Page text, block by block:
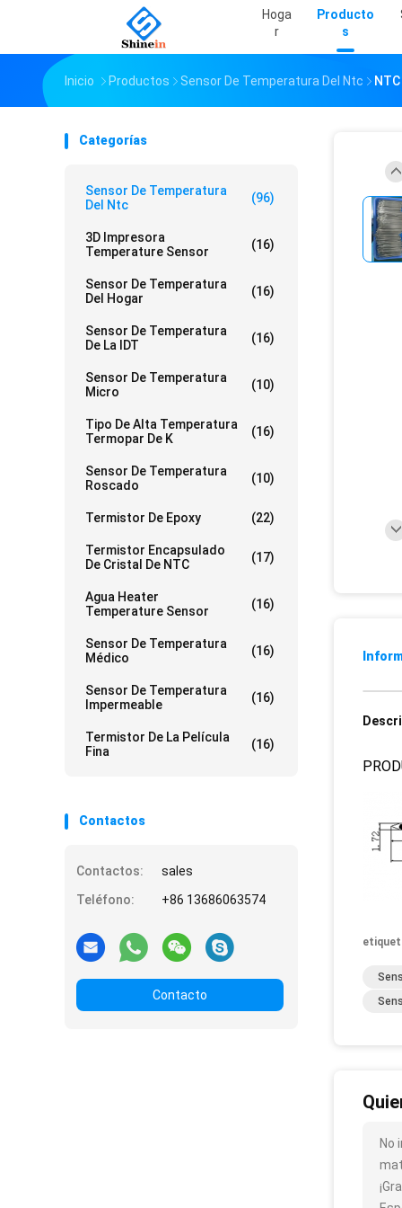
Hoga
R
Producto
S
Inicio Productos Sensor De Temperatura Del Ntc
Categorías
Sensor De Temperatura
Del Ntc
(96)
3D Impresora
Temperature Sensor
(16)
Sensor De Temperatura
Del Hogar
(16)
Sensor De Temperatura
De La IDT
(16)
Sensor De Temperatura
Micro
(10)
Tipo De Alta Temperatura
Termopar De K
(16)
Sensor De Temperatura
Roscado
(10)
Termistor De Epoxy (22)
Termistor Encapsulado
De Cristal De NTC
(17)
Agua Heater
Temperature Sensor
(16)
Sensor De Temperatura
Médico
(16)
Sensor De Temperatura
Impermeable
(16)
Termistor De La Película
Fina
(16)
Contactos
Contactos:
sales
Teléfono:
+86 13686063574
Contacto
No